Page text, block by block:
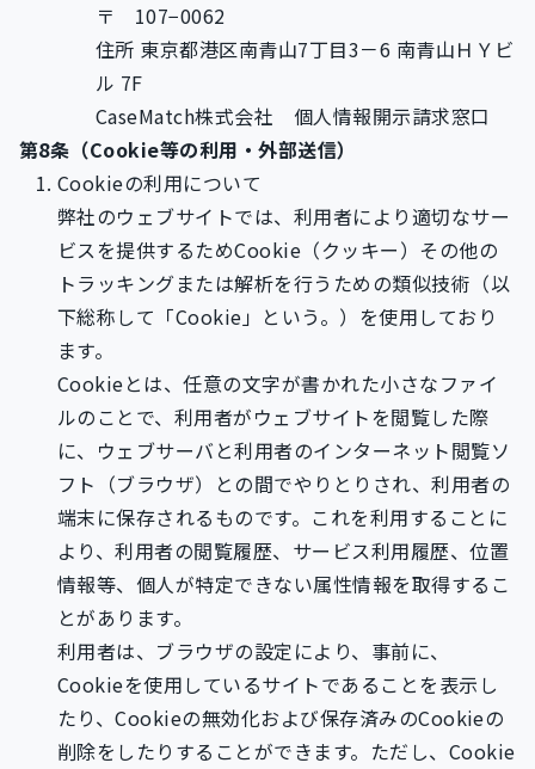
〒
107−0062
住所 東京都港区南青山7丁目3－6 南青山ＨＹビ
ル 7F
CaseMatch株式会社
個人情報開示請求窓口
第8条（Cookie等の利用・外部送信）
Cookieの利用について
弊社のウェブサイトでは、利用者により適切なサー
ビスを提供するためCookie（クッキー）その他の
トラッキングまたは解析を行うための類似技術（以
下総称して「Cookie」という。）を使用しており
ます。
Cookieとは、任意の文字が書かれた小さなファイ
ルのことで、利用者がウェブサイトを閲覧した際
に、ウェブサーバと利用者のインターネット閲覧ソ
フト（ブラウザ）との間でやりとりされ、利用者の
端末に保存されるものです。これを利用することに
より、利用者の閲覧履歴、サービス利用履歴、位置
情報等、個人が特定できない属性情報を取得するこ
とがあります。
利用者は、ブラウザの設定により、事前に、
Cookieを使用しているサイトであることを表示し
たり、Cookieの無効化および保存済みのCookieの
削除をしたりすることができます。ただし、Cookie